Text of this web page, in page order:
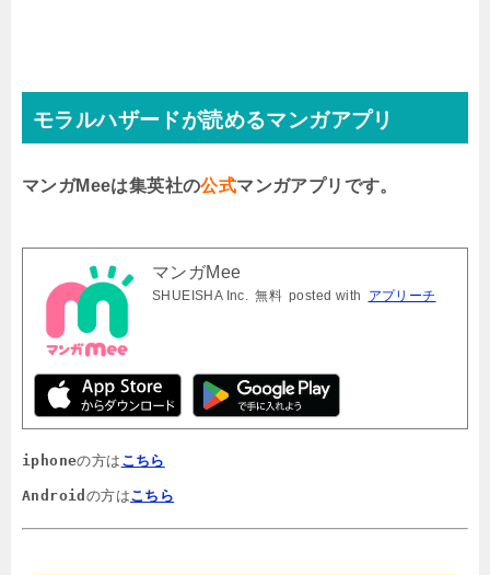
モラルハザードが読めるマンガアプリ
マンガMeeは集英社の公式マンガアプリです。
マンガMee
SHUEISHA Inc. 無料 posted with アプリーチ
iphoneの方は こちら
Android の方はこちら